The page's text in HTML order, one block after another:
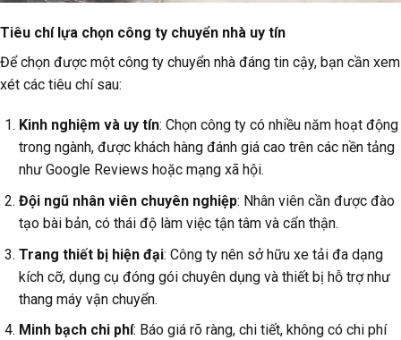
Tiêu chí lựa chọn công ty chuyển nhà uy tín
Để chọn được một công ty chuyển nhà đáng tin cậy, bạn cần xem
xét các tiêu chí sau:
Kinh nghiệm và uy tín: Chọn công ty có nhiều năm hoạt động
trong ngành, được khách hàng đánh giá cao trên các nền tảng
như Google Reviews hoặc mạng xã hội.
Đội ngũ nhân viên chuyên nghiệp: Nhân viên cần được đào
tạo bài bản, có thái độ làm việc tận tâm và cẩn thận.
Trang thiết bị hiện đại: Công ty nên sở hữu xe tải đa dạng
kích cỡ, dụng cụ đóng gói chuyên dụng và thiết bị hỗ trợ như
thang máy vận chuyển.
Minh bạch chi phí: Báo giá rõ ràng, chi tiết, không có chi phí